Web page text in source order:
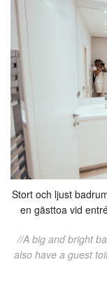
Stort och ljust
en gästtoa vid
//A big and bright
also have a guest